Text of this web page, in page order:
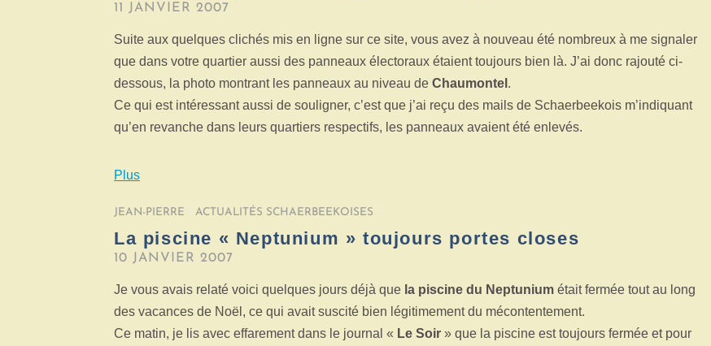
11 JANVIER 2007
Suite aux quelques clichés mis en ligne sur ce site, vous avez à nouveau été nombreux à me signaler
que dans votre quartier aussi des panneaux électoraux étaient toujours bien là. J’ai donc rajouté ci-
dessous, la photo montrant les panneaux au niveau de Chaumontel .
Ce qui est intéressant aussi de souligner, c’est que j’ai reçu des mails de Schaerbeekois m’indiquant
qu’en revanche dans leurs quartiers respectifs, les panneaux avaient été enlevés.
Plus
JEAN-PIERRE / ACTUALITÉS SCHAERBEEKOISES /
La piscine « Neptunium » toujours portes closes
10 JANVIER 2007
Je vous avais relaté voici quelques jours déjà que la piscine du Neptunium était fermée tout au long
des vacances de Noël, ce qui avait suscité bien légitimement du mécontentement.
Ce matin, je lis avec effarement dans le journal « Le Soir » que la piscine est toujours fermée et pour